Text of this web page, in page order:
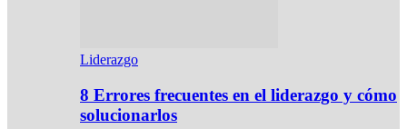
Liderazgo
8 Errores frecuentes en el liderazgo y cómo
solucionarlos